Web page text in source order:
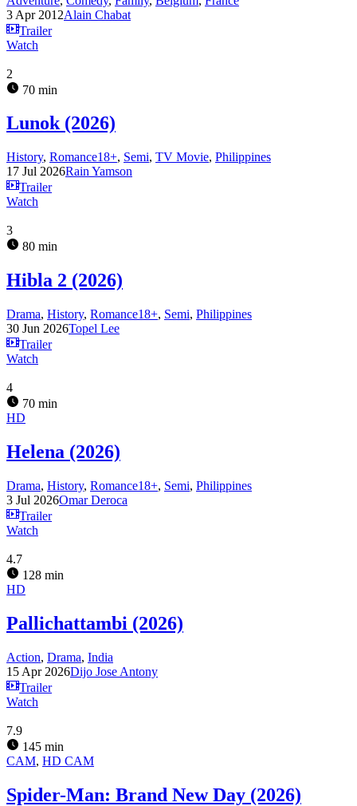
3 Apr 2012Alain Chabat
Trailer
Watch
2
70 min
Lunok (2026)
History, Romance18+, Semi, TV Movie, Philippines
17 Jul 2026Rain Yamson
Trailer
Watch
3
80 min
Hibla 2 (2026)
Drama, History, Romance18+, Semi, Philippines
30 Jun 2026Topel Lee
Trailer
Watch
4
70 min
HD
Helena (2026)
Drama, History, Romance18+, Semi, Philippines
3 Jul 2026Omar Deroca
Trailer
Watch
4.7
128 min
HD
Pallichattambi (2026)
Action, Drama, India
15 Apr 2026Dijo Jose Antony
Trailer
Watch
7.9
145 min
CAM, HD CAM
Spider-Man: Brand New Day (2026)